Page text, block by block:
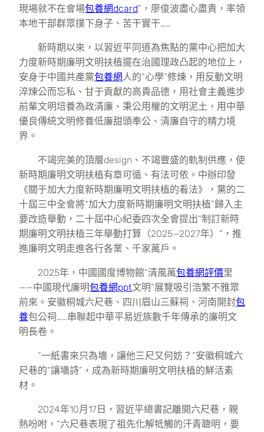
現場就不在會場包養網dcard”，廖俊波盡心盡責，率領
本地干部群眾撲下身子、苦干實干……
新時期以來，以習近平同道為焦點的黨中心把加大
力度新時期廉明文明扶植擺在治國理政凸起的地位上，
安身于中國共產黨包養網人的“心學”修煉，用反動文明
淬煉公而忘私、甘于貢獻的高貴品德，用社會主義進步
前輩文明培養為政清廉、秉公用權的文明泥土，用中華
優良傳統文明修養低廉甜頭奉公、清廉自守的精力境
界。
不竭完美的頂層design、不竭豐盛的軌制供應，使
新時期廉明文明扶植有章可循、有法可依。中辦印發
《關于加大力度新時期廉明文明扶植的看法》，黨的二
十屆三中全會將“加大力度新時期廉明文明扶植”歸入主
要改造舉動，二十屆中心紀委四次全會提出“制訂新時
期廉明文明扶植三年舉動打算（2025—2027年）”，推
進廉明文明走進各行各業、千家萬戶。
2025年，中國國度博物館“清風萬包養網評價里
——中國現代廉明包養網ppt文明”展覽吸引浩繁不雅眾
前來。安徽桐城六尺巷、四川眉山三蘇祠、河南開封包
養包公祠……串聯起中華平易近族數千年傳承的廉明文
明長卷。
“一紙書來只為墻，讓他三尺又何妨？”安徽桐城六
尺巷的“讓墻詩”，成為新時期廉明文明扶植的鮮活素
材。
2024年10月17日，習近平總書記離開六尺巷，親
熱吩咐，“六尺巷表現了祖先化解牴觸的汗青聰明，要